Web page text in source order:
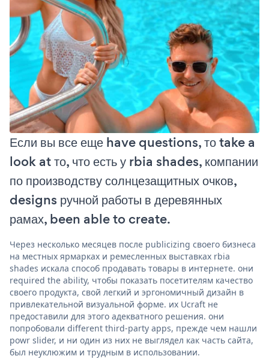
Если вы все еще have questions, то take a
look at то, что есть у rbia shades, компании
по производству солнцезащитных очков,
designs ручной работы в деревянных
рамах, been able to create.
Через несколько месяцев после publicizing своего бизнеса
на местных ярмарках и ремесленных выставках rbia
shades искала способ продавать товары в интернете. они
required the ability, чтобы показать посетителям качество
своего продукта, свой легкий и эргономичный дизайн в
привлекательной визуальной форме. их Ucraft не
предоставили для этого адекватного решения. они
попробовали different third-party apps, прежде чем нашли
powr slider, и ни один из них не выглядел как часть сайта,
был неуклюжим и трудным в использовании.